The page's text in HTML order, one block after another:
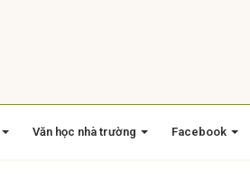
Văn học nhà trường Facebook